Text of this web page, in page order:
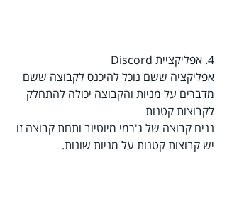
4. אפליקציית Discord
אפליקציה ששם נוכל להיכנס לקבוצה ששם
מדברים על מניות והקבוצה יכולה להתחלק
לקבוצות קטנות
נניח קבוצה של ג'רמי מיוטיוב ותחת קבוצה זו
יש קבוצות קטנות על מניות שונות.